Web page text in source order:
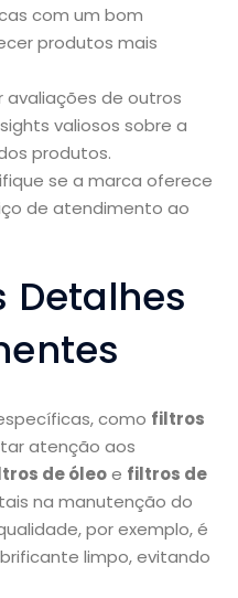
com um bom
produtos mais
avaliações de outros
valiosos sobre a
produtos.
se a marca oferece
de atendimento ao
Detalhes
como filtros
atenção aos
de óleoe filtros de
na manutenção do
por exemplo, é
limpo, evitando